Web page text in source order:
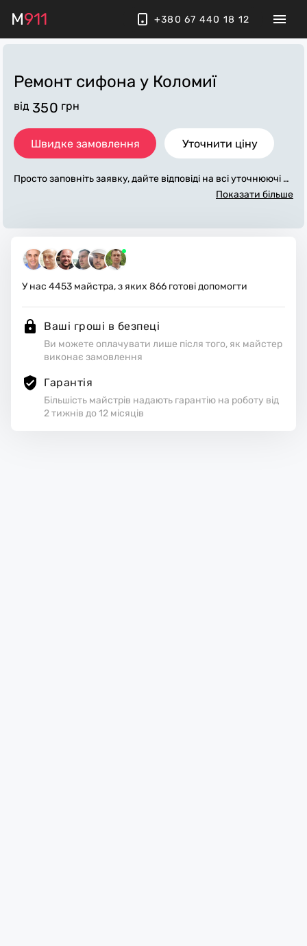
M911 +380 67 440 18 12
Ремонт сифона у Коломиї
від 350 грн
Швидке замовлення Уточнити ціну
Просто заповніть заявку, дайте відповіді на всі уточнюючі за
питання по «ремонт сифона». Ми зв'яжемося з вами протяг
ці стежать за чистотою та прибирають робоче місце.
Показати більше
У нас 4453 майстра, з яких 866 готові допомогти
Ваші гроші в безпеці
Ви можете оплачувати лише після того, як майстер
виконає замовлення
Гарантія
Більшість майстрів надають гарантію на роботу від
2 тижнів до 12 місяців